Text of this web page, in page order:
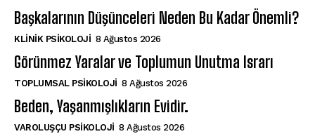
Başkalarının Düşünceleri Neden Bu Kadar Önemli?
KLINIK PSIKOLOJI 8 Ağustos 2026
Görünmez Yaralar ve Toplumun Unutma Israrı
TOPLUMSAL PSIKOLOJI 8 Ağustos 2026
Beden, Yaşanmışlıkların Evidir.
VAROLUŞÇU PSIKOLOJI 8 Ağustos 2026